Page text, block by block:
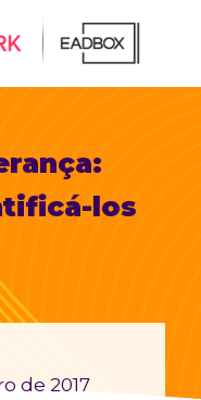
los
de 2017